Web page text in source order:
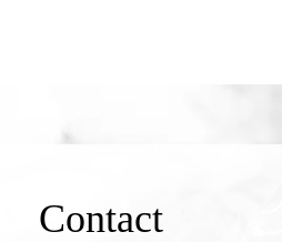
Contact